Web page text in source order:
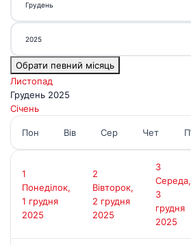
Обрати певний місяць
Листопад
Грудень 2025
Січень
Пон Вів Сер Чет
1
Понеділок,
1 грудня
2025
2
Вівторок,
2 грудня
2025
3
Середа,
3
грудня
2025